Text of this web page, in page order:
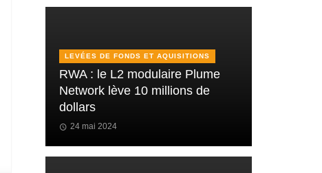
LEVÉES DE FONDS ET AQUISITIONS
RWA : le L2 modulaire Plume
Network lève 10 millions de
dollars
24 mai 2024